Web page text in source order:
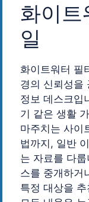
화이트
일
화이트워터 필
경의 신뢰성을
정보 데스크입
기 같은 생활
마주치는 사이
법까지, 일반
는 자료를 다
스를 중개하거
특정 대상을